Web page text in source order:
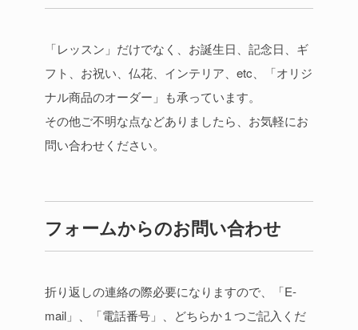
「レッスン」だけでなく、お誕生日、記念日、ギ
フト、お祝い、仏花、インテリア、etc、「オリジ
ナル商品のオーダー」も承っています。
その他ご不明な点などありましたら、お気軽にお
問い合わせください。
フォームからのお問い合わせ
折り返しの連絡の際必要になりますので、「E-
mail」、「電話番号」、どちらか１つご記入くだ